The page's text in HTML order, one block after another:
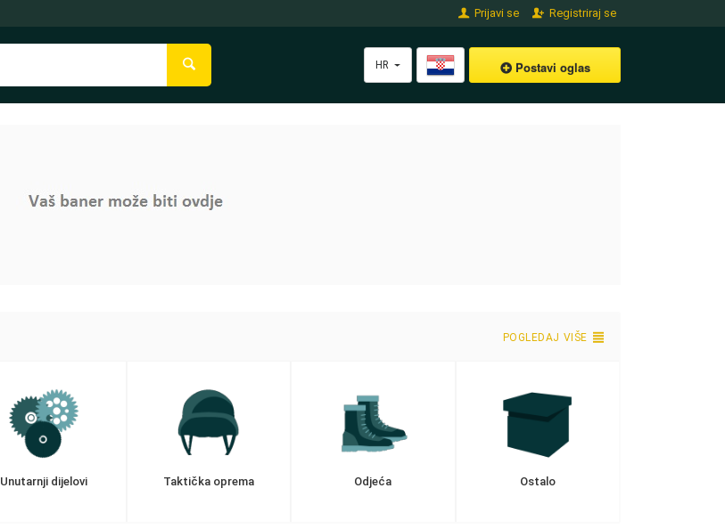
Prijavi se Registriraj se
HR Postavi oglas
POGLEDAJ VIŠE
Unutarnji dijelovi Taktička oprema Odjeća Ostalo